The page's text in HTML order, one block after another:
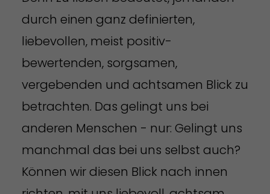
durch einen ganz definierten,
liebevollen, meist positiv-
bewertenden, sorgsamen,
vergebenden und achtsamen Blick zu
betrachten. Das gelingt uns bei
anderen Menschen - nur: Gelingt uns
manchmal das bei uns selbst auch?
Können wir diesen Blick nach innen